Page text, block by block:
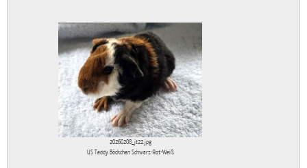
20260208_jt22.jpg
US Teddy Böckchen Schwarz-Rot-Weiß